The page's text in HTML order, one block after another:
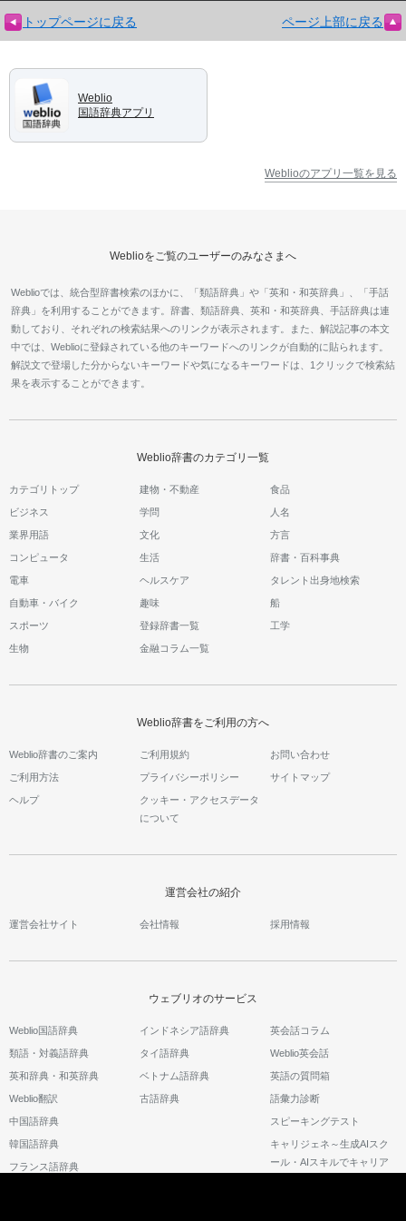
トップページに戻る ページ上部に戻る
Weblio
国語辞典アプリ
Weblioのアプリ一覧を見る
Weblioをご覧のユーザーのみなさまへ
Weblioでは、統合型辞書検索のほかに、「類語辞典」や「英和・和英辞典」、「手話
辞典」を利用することができます。辞書、類語辞典、英和・和英辞典、手話辞典は連
動しており、それぞれの検索結果へのリンクが表示されます。また、解説記事の本文
中では、Weblioに登録されている他のキーワードへのリンクが自動的に貼られます。
解説文で登場した分からないキーワードや気になるキーワードは、1クリックで検索結
果を表示することができます。
Weblio辞書のカテゴリ一覧
カテゴリトップ 建物・不動産 食品
ビジネス 学問 人名
業界用語 文化 方言
コンピュータ 生活 辞書・百科事典
電車 ヘルスケア タレント出身地検索
自動車・バイク 趣味 船
スポーツ 登録辞書一覧 工学
生物 金融コラム一覧
Weblio辞書をご利用の方へ
Weblio辞書のご案内 ご利用規約 お問い合わせ
ご利用方法 プライバシーポリシー サイトマップ
ヘルプ
クッキー・アクセスデータ
について
運営会社の紹介
運営会社サイト 会社情報 採用情報
ウェブリオのサービス
Weblio国語辞典
類語・対義語辞典
英和辞典・和英辞典
Weblio翻訳
中国語辞典
韓国語辞典
フランス語辞典
インドネシア語辞典
タイ語辞典
ベトナム語辞典
古語辞典
英会話コラム
Weblio英会話
英語の質問箱
語彙力診断
スピーキングテスト
キャリジェネ～生成AIスク
ール・AIスキルでキャリア